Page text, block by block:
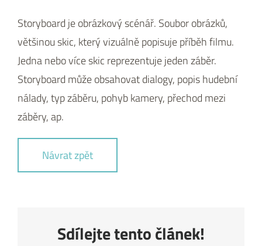
Storyboard je obrázkový scénář. Soubor obrázků,
většinou skic, který vizuálně popisuje příběh filmu.
Jedna nebo více skic reprezentuje jeden záběr.
Storyboard může obsahovat dialogy, popis hudební
nálady, typ záběru, pohyb kamery, přechod mezi
záběry, ap.
Návrat zpět
Sdílejte tento článek!